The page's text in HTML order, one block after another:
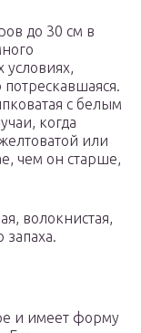
до 30 см в
условиях,
с белым
когда
или
чем он старше,
волокнистая,
и имеет форму